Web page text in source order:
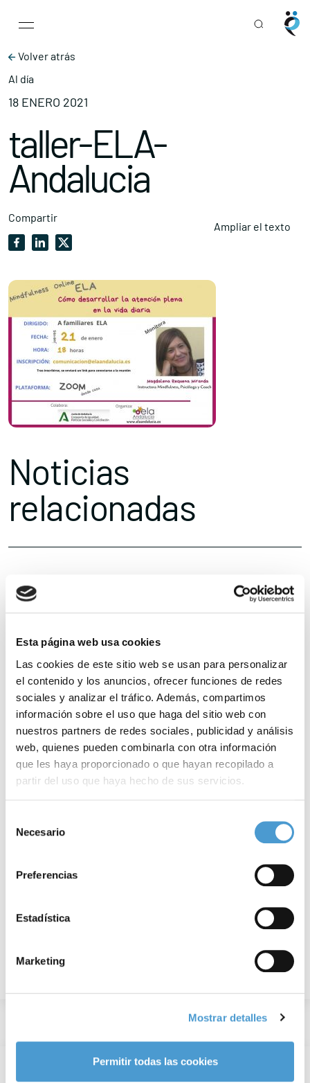
Esta página web usa cookies
Las cookies de este sitio web se usan para personalizar
el contenido y los anuncios, ofrecer funciones de redes
sociales y analizar el tráfico. Además, compartimos
información sobre el uso que haga del sitio web con
nuestros partners de redes sociales, publicidad y análisis
web, quienes pueden combinarla con otra información
que les haya proporcionado o que hayan recopilado a
partir del uso que haya hecho de sus servicios.
de cookies
Necesario
Preferencias
Estadística
Marketing
Mostrar detalles
Permitir todas las cookies
Main Navigation
Volver atrás
Al día
18 ENERO 2021
taller-ELA-
Andalucia
Compartir
Ampliar el texto
Noticias
relacionadas
18 ENERO, 2021 DE INTERÉS